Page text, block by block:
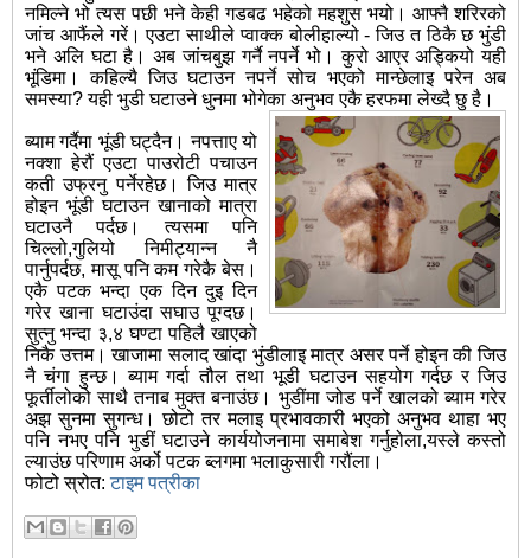
नमिल्ने भो त्यस पछी भने केही गडबढ भहेको महशुस भयो। आफ्नै शरिरको
जांच आफैंले गरें। एउटा साथीले प्वाक्क बोलीहाल्यो - जिउ त ठिकै छ भुंडी
भने अलि घटा है। अब जांचबुझ गर्नै नपर्ने भो। कुरो आएर अड्कियो यही
भूंडिमा। कहिल्यै जिउ घटाउन नपर्ने सोच भएको मान्छेलाइ परेन अब
समस्या? यही भुडी घटाउने धुनमा भोगेका अनुभव एकै हरफमा लेख्दै छु है।
ब्याम गर्दैमा भूंडी घट्दैन। नपत्ताए यो
नक्शा हेरौं एउटा पाउरोटी पचाउन
कती उफ्रनु पर्नेरहेछ। जिउ मात्र
होइन भूंडी घटाउन खानाको मात्रा
घटाउनै पर्दछ। त्यसमा पनि
चिल्लो,गुलियो निमीट्यान्न नै
पार्नुपर्दछ, मासू पनि कम गरेकै बेस।
एकै पटक भन्दा एक दिन दुइ दिन
गरेर खाना घटाउंदा सघाउ पूग्दछ।
सुत्नु भन्दा ३,४ घण्टा पहिलै खाएको
निकै उत्तम। खाजामा सलाद खांदा भुंडीलाइ मात्र असर पर्ने होइन की जिउ
नै चंगा हुन्छ। ब्याम गर्दा तौल तथा भूडी घटाउन सहयोग गर्दछ र जिउ
फूर्तीलोको साथै तनाब मुक्त बनाउंछ। भुडींमा जोड पर्ने खालको ब्याम गरेर
अझ सुनमा सुगन्ध। छोटो तर मलाइ प्रभावकारी भएको अनुभव थाहा भए
पनि नभए पनि भुडीं घटाउने कार्ययोजनामा समाबेश गर्नुहोला,यस्ले कस्तो
ल्याउंछ परिणाम अर्को पटक ब्लगमा भलाकुसारी गरौंला।
फोटो स्रोत:टाइम पत्रीका